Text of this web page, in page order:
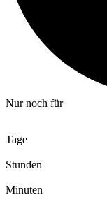
Nur noch für
Tage
Stunden
Minuten